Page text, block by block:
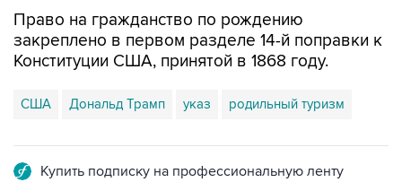
Право на гражданство по рождению
закреплено в первом разделе 14-й поправки к
Конституции США, принятой в 1868 году.
США Дональд Трамп указ родильный туризм
Купить подписку на профессиональную ленту